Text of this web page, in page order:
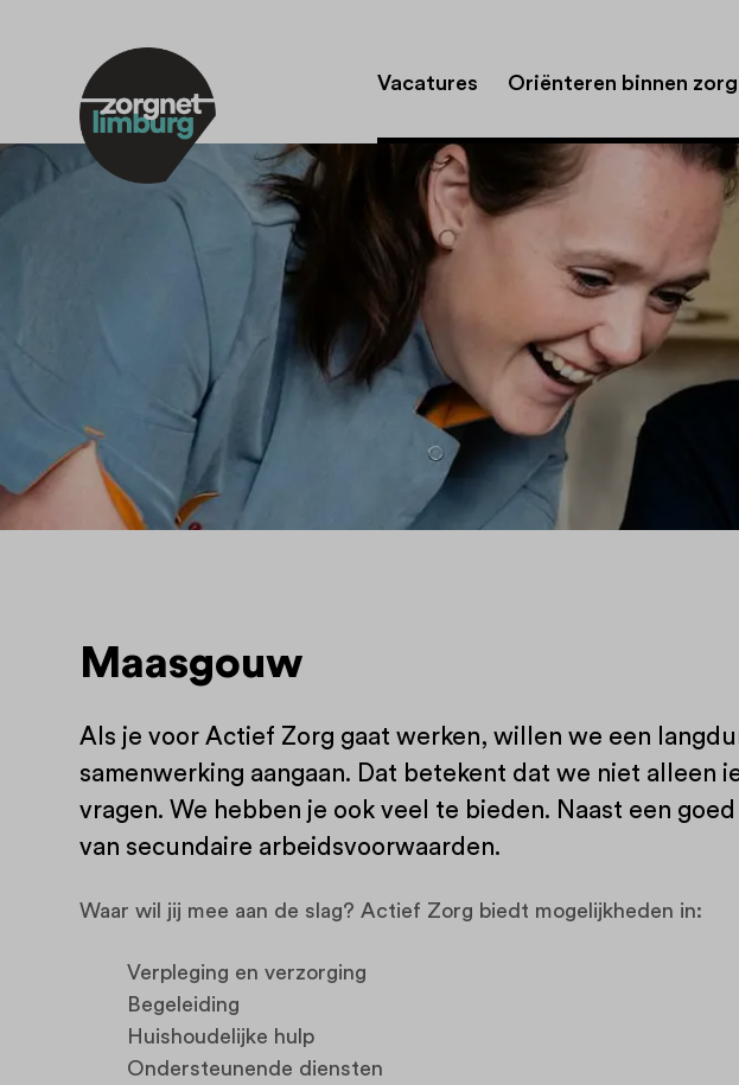
Vacatures Oriënteren binnen
Maasgouw
Als je voor Actief Zorg gaat werken, willen we een
samenwerking aangaan. Dat betekent dat we niet alleen
vragen. We hebben je ook veel te bieden. Naast een goed
van secundaire arbeidsvoorwaarden.
Waar wil jij mee aan de slag? Actief Zorg biedt mogelijkheden in:
Verpleging en verzorging
Begeleiding
Huishoudelijke hulp
Ondersteunende diensten